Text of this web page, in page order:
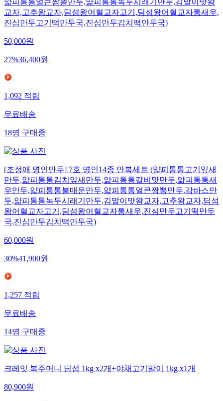
얇피통통얼큰짬뽕만두,얇피통통녹두시래기만두,김말이맛왕
교자,고추왕교자,딤섬왕어혈교자고기,딤섬왕어혈교자통새우,
진심만두고기떡만두국,진심만두김치떡만두국)
50,000원
27%36,400원
1,092적립
무료배송
18명구매중
[조정애 명인만두] 7호 명인14종 만복세트 (얇피통통고기잎새
만두,얇피통통김치잎새만두,얇피통통갈비맛만두,얇피통통새
우만두,얇피통통불매운만두,얇피통통얼큰짬뽕만두,감바스만
두,얇피통통녹두시래기만두,김말이맛왕교자,고추왕교자,딤섬
왕어혈교자고기,딤섬왕어혈교자통새우,진심만두고기떡만두
국,진심만두김치떡만두국)
60,000원
30%41,900원
1,257적립
무료배송
14명구매중
크레잇 복주머니 딤섬 1kg x2개+야채고기말이 1kg x1개
80,900원